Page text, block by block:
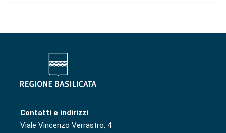
Contatti e indirizzi
Viale Vincenzo Verrastro, 4